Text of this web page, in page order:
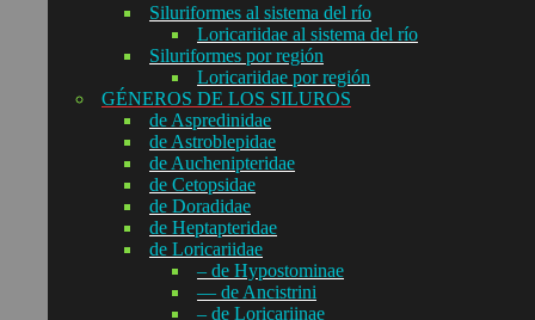
Siluriformes al sistema del río
Loricariidae al sistema del río
Siluriformes por región
Loricariidae por región
GÉNEROS DE LOS SILUROS
de Aspredinidae
de Astroblepidae
de Auchenipteridae
de Cetopsidae
de Doradidae
de Heptapteridae
de Loricariidae
– de Hypostominae
— de Ancistrini
– de Loricariinae